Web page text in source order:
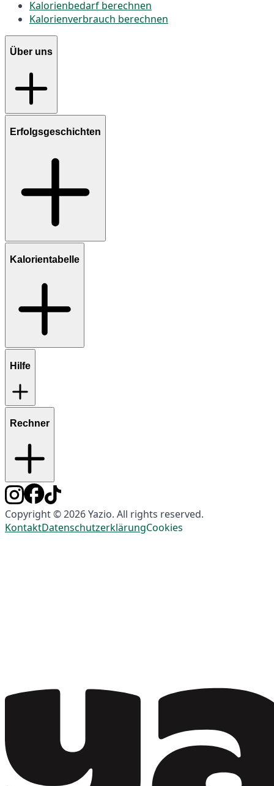
Kalorienbedarf berechnen
Kalorienverbrauch berechnen
Über uns
Erfolgsgeschichten
Kalorientabelle
Hilfe
Rechner
Copyright © 2026 Yazio. All rights reserved.
KontaktDatenschutzerklärungCookies